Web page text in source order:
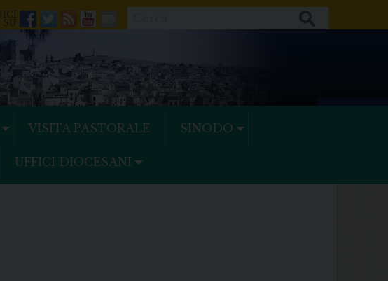
Facebook
Twitter
FeedsYoutube
Mail
VISITA PASTORALE SINODO
UFFICI DIOCESANI